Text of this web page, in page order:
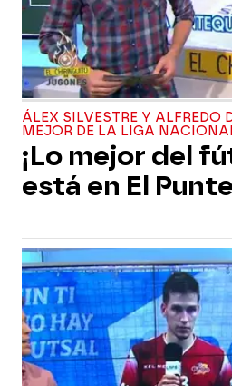
ÁLEX SILVESTRE Y ALFREDO
MEJOR DE LA LIGA
¡Lo mejor del
está en El